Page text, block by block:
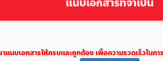
แนบเอกสารให้ครบและถูกต้อง เพื่อความรวดเร็วในก